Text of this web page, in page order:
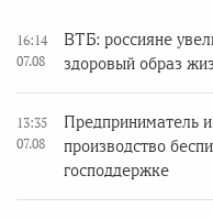
16:14
07.08
ВТБ: россияне
здоровый образ
13:35
07.08
Предприниматель
производство
господдержке